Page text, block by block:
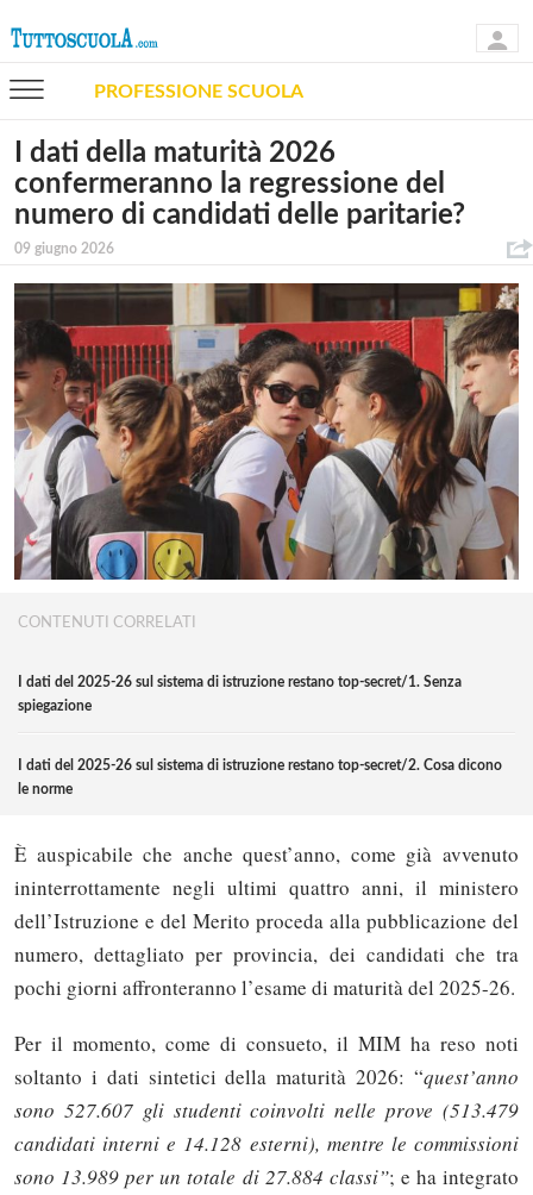
PROFESSIONE SCUOLA
I dati della maturità 2026
confermeranno la regressione del
numero di candidati delle paritarie?
09 giugno 2026
CONTENUTI CORRELATI
I dati del 2025-26 sul sistema di istruzione restano top-secret/1. Senza
spiegazione
I dati del 2025-26 sul sistema di istruzione restano top-secret/2. Cosa dicono
le norme
È auspicabile che anche quest’anno, come già avvenuto
ininterrottamente negli ultimi quattro anni, il ministero
dell’Istruzione e del Merito proceda alla pubblicazione del
numero, dettagliato per provincia, dei candidati che tra
pochi giorni affronteranno l’esame di maturità del 2025-26.
Per il momento, come di consueto, il MIM ha reso noti
soltanto i dati sintetici della maturità 2026: “quest’anno
sono 527.607 gli studenti coinvolti nelle prove (513.479
candidati interni e 14.128 esterni), mentre le commissioni
sono 13.989 per un totale di 27.884 classi”; e ha integrato